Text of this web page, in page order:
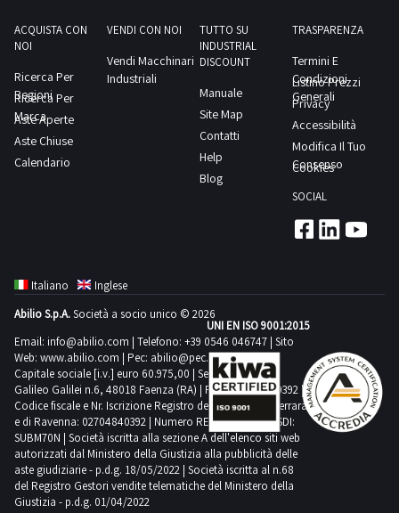
condizioni.
CLAAS
678
Ideale
per
attività
agricole
di
media
intensità,
garantisce
affidabilità
ACQUISTA CON
NOI
Ricerca Per
Regioni
Ricerca Per
Marca
Aste Aperte
Aste Chiuse
Calendario
VENDI CON NOI
Vendi Macchinari
Industriali
TUTTO SU
INDUSTRIAL
DISCOUNT
Manuale
Site Map
Contatti
Help
Blog
TRASPARENZA
Termini E
Condizioni
Generali
Listino Prezzi
Privacy
Accessibilità
Modifica Il Tuo
Consenso
Cookies
SOCIAL
Italiano
Inglese
Abilio S.p.A.Società a socio unico © 2026
Email: info@abilio.com | Telefono: +39 0546 046747 | Sito
Web: www.abilio.com | Pec: abilio@pec.illimity.com
Capitale sociale [i.v.] euro 60.975,00 | Sede legale in Via
Galileo Galilei n.6, 48018 Faenza (RA) | P.IVA: 02704840392 |
Codice fiscale e Nr. Iscrizione Registro delle Imprese di Ferrara
e di Ravenna: 02704840392 | Numero REA RA 224830 | SDI:
SUBM70N | Società iscritta alla sezione A dell'elenco siti web
autorizzati dal Ministero della Giustizia alla pubblicità delle
aste giudiziarie - p.d.g. 18/05/2022 | Società iscritta al n.68
del Registro Gestori vendite telematiche del Ministero della
Giustizia - p.d.g. 01/04/2022
UNI EN ISO 9001:2015